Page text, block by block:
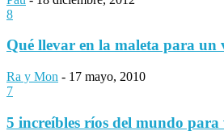
8
Qué llevar en la maleta para un
Ra y Mon - 17 mayo, 2010
7
5 increíbles ríos del mundo